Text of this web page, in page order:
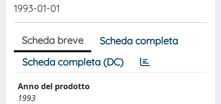
1993-01-01
Scheda breve
Scheda completa
Scheda completa (DC)
Anno del prodotto
1993